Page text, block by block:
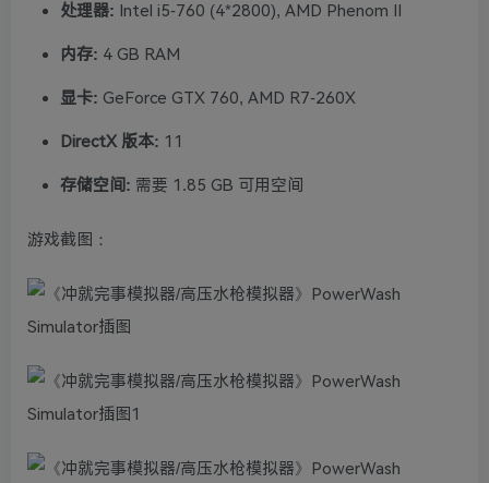
处理器: Intel i5-760 (4*2800), AMD Phenom II
内存: 4 GB RAM
显卡: GeForce GTX 760, AMD R7-260X
DirectX 版本: 11
存储空间: 需要 1.85 GB 可用空间
游戏截图：